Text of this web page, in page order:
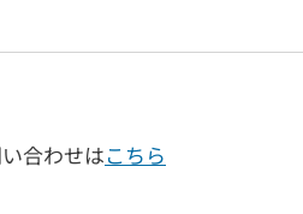
合わせはこちら